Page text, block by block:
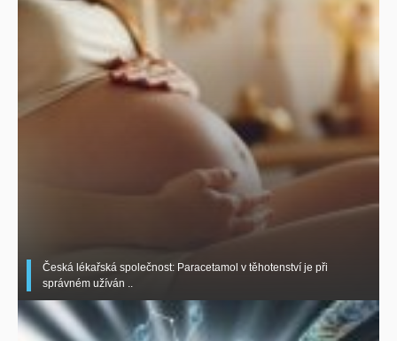
Česká lékařská společnost: Paracetamol v těhotenství je při
správném užíván ..